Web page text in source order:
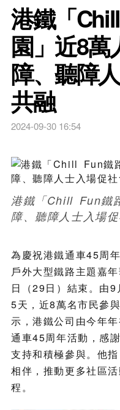
港鐵「
園」近8
障、聽障
共融
2024-09-30 16:54
港鐵「Chill Fun鐵
障、聽障人士入場
為慶祝港鐵通車45周
戶外大型鐵路主題嘉
日（29日）結束。由
5天，近8萬名市民參
示，港鐵公司由今年
通車45周年活動，感
支持和積極參與。他
相伴，推動更多社區
程。